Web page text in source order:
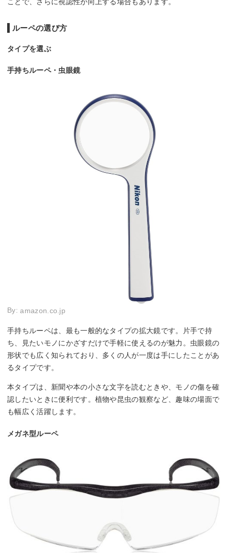
ことで、さらに視認性が向上する場合もあります。
ルーペの選び方
タイプを選ぶ
手持ちルーペ・虫眼鏡
By:amazon.co.jp
手持ちルーペは、最も一般的なタイプの拡大鏡です。片手で持
ち、見たいモノにかざすだけで手軽に使えるのが魅力。虫眼鏡の
形状でも広く知られており、多くの人が一度は手にしたことがあ
るタイプです。
本タイプは、新聞や本の小さな文字を読むときや、モノの傷を確
認したいときに便利です。植物や昆虫の観察など、趣味の場面で
も幅広く活躍します。
メガネ型ルーペ